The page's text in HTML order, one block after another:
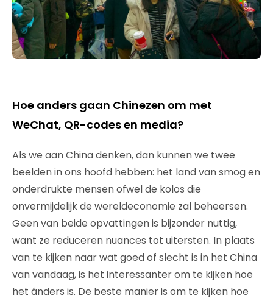
Hoe anders gaan Chinezen om met
WeChat, QR-codes en media?
Als we aan China denken, dan kunnen we twee
beelden in ons hoofd hebben: het land van smog en
onderdrukte mensen ofwel de kolos die
onvermijdelijk de wereldeconomie zal beheersen.
Geen van beide opvattingen is bijzonder nuttig,
want ze reduceren nuances tot uitersten. In plaats
van te kijken naar wat goed of slecht is in het China
van vandaag, is het interessanter om te kijken hoe
het ánders is. De beste manier is om te kijken hoe